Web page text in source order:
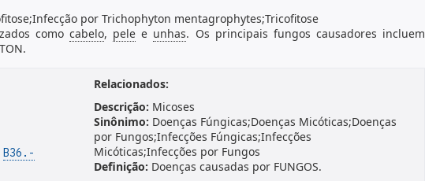
por Trichophyton mentagrophytes;Tricofitose
como cabelo, pele e unhas. Os principais fungos causadores incluem
B36.-
Relacionados:
Descrição: Micoses
Sinônimo: Doenças Fúngicas;Doenças Micóticas;Doenças
por Fungos;Infecções Fúngicas;Infecções
Micóticas;Infecções por Fungos
Definição: Doenças causadas por FUNGOS.